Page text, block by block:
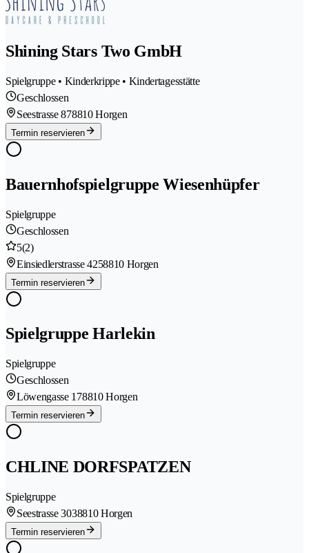
Shining Stars Two GmbH
Spielgruppe • Kinderkrippe • Kindertagesstätte
Geschlossen
Seestrasse 878810 Horgen
Termin reservieren
Bauernhofspielgruppe Wiesenhüpfer
Spielgruppe
Geschlossen
5(2)
Einsiedlerstrasse 4258810 Horgen
Termin reservieren
Spielgruppe Harlekin
Spielgruppe
Geschlossen
Löwengasse 178810 Horgen
Termin reservieren
CHLINE DORFSPATZEN
Spielgruppe
Seestrasse 3038810 Horgen
Termin reservieren